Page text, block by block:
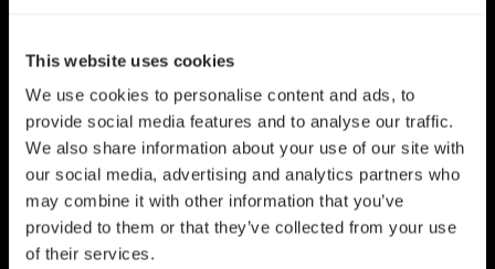
This website uses cookies
We use cookies to personalise content and ads, to
provide social media features and to analyse our traffic.
We also share information about your use of our site with
our social media, advertising and analytics partners who
may combine it with other information that you’ve
provided to them or that they’ve collected from your use
of their services.